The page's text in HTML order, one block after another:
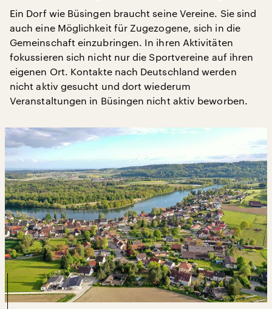
Ein Dorf wie Büsingen braucht seine Vereine. Sie sind
auch eine Möglichkeit für Zugezogene, sich in die
Gemeinschaft einzubringen. In ihren Aktivitäten
fokussieren sich nicht nur die Sportvereine auf ihren
eigenen Ort. Kontakte nach Deutschland werden
nicht aktiv gesucht und dort wiederum
Veranstaltungen in Büsingen nicht aktiv beworben.